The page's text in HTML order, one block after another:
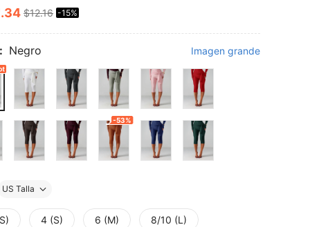
AND AVAILABILITY
.34 $12.16 -15%
Negro Imagen grande
-53%
US Talla
4 (S) 6 (M) 8/10 (L)